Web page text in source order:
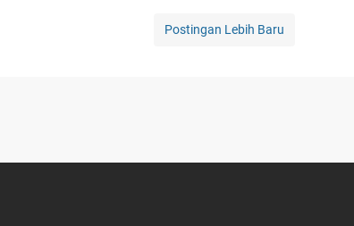
Postingan Lebih Baru